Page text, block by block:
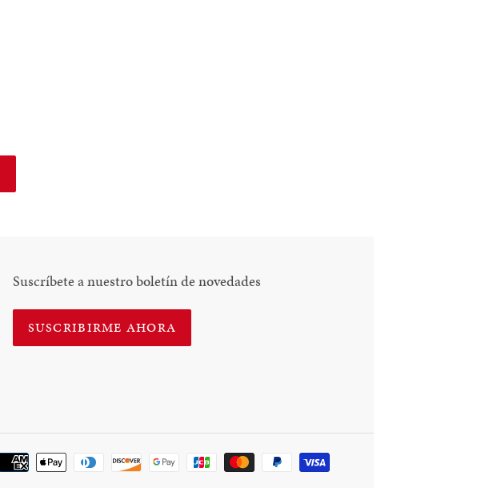
Suscríbete a nuestro boletín de novedades
SUSCRIBIRME AHORA
Método